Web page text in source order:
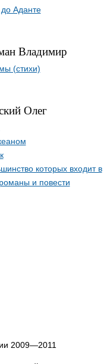
Аданте
Владимир
(стихи)
Олег
которых входит в
и повести
2009—2011